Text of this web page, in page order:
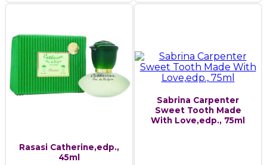
Rasasi Catherine,edp.,
45ml
Sabrina Carpenter
Sweet Tooth Made
With Love,edp., 75ml